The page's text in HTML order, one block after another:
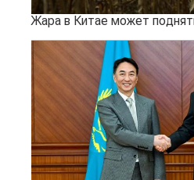
Жара в Китае может